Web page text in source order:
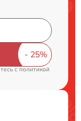
cполитикой